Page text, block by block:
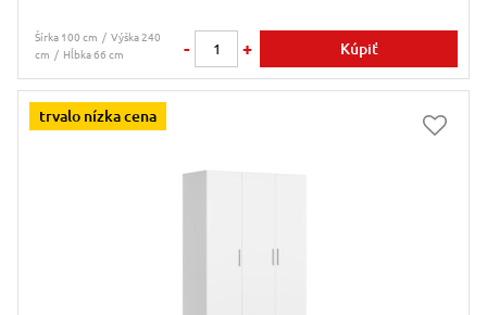
Šírka 100 cm
Výška 240
cm
Hĺbka 66 cm - + Kúpiť
trvalo nízka cena